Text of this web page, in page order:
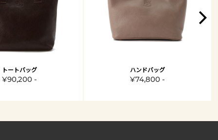
トートバッグ
¥90,200 -
ハンドバッグ
¥74,800 -